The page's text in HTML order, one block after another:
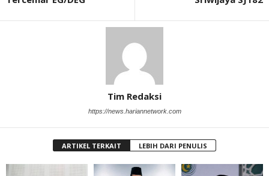
Tim Redaksi
https://news.hariannetwork.com
ARTIKEL TERKAIT LEBIH DARI PENULIS